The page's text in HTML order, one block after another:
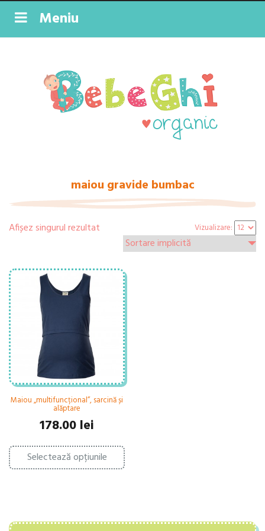
Meniu
maiou gravide bumbac
Afișez singurul rezultat Vizualizare:
Maiou „multifuncțional”, sarcină și
alăptare
178.00 lei
Selectează opțiunile
Acest
produs
are
pot